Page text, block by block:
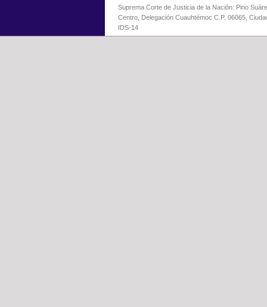
Suprema Corte de Justicia de la Nación: Pino
Centro, Delegación Cuauhtémoc C.P. 06065,
IDS-14